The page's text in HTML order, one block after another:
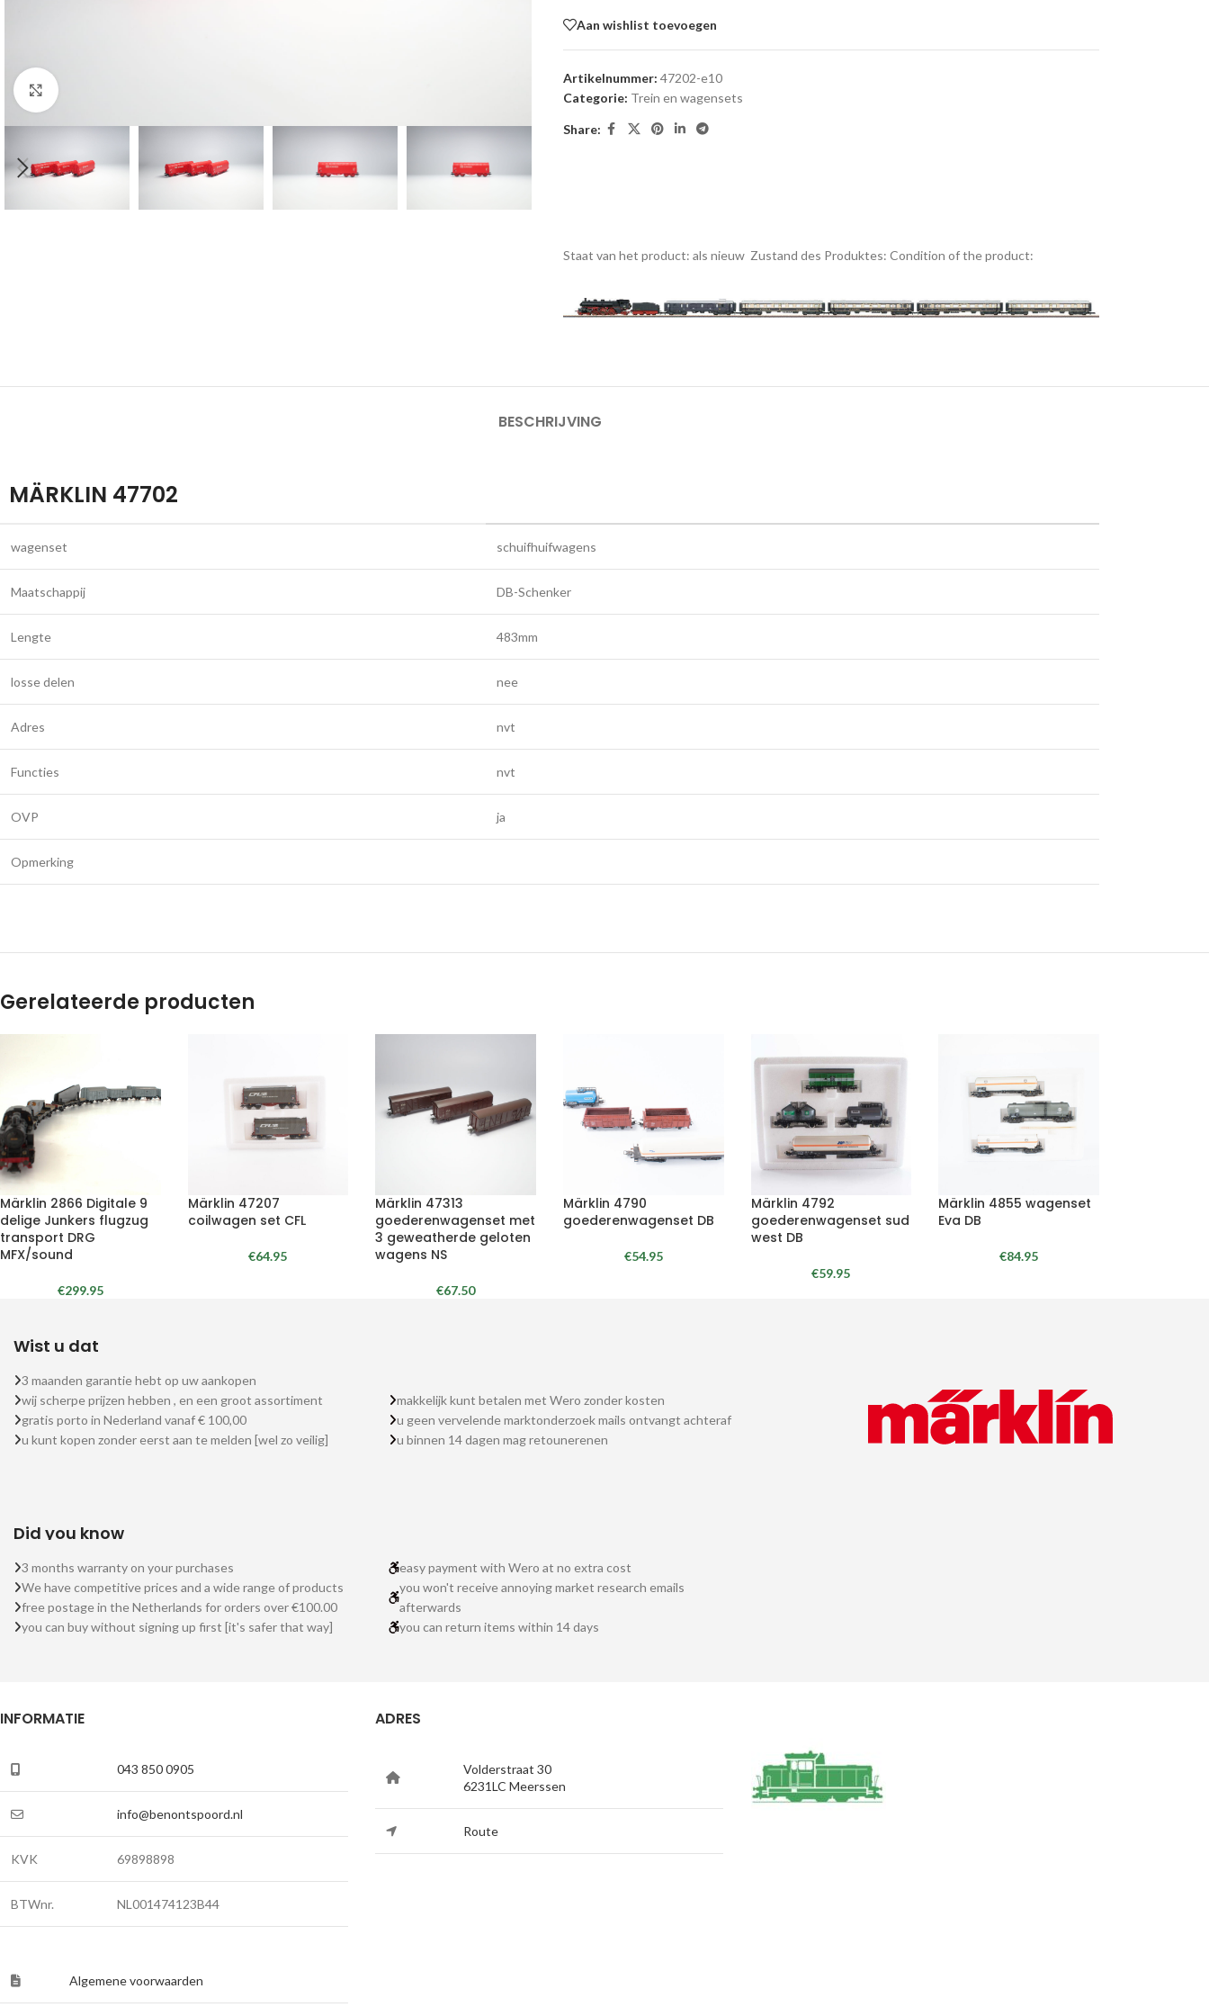
Aan wishlist toevoegen
Artikelnummer: 47202-e10
Categorie: Trein en wagensets
Share:
Staat van het product: als nieuw Zustand des Produktes: Condition of the product:
BESCHRIJVING
MÄRKLIN 47702
wagenset schuifhuifwagens
Maatschappij DB-Schenker
Lengte 483mm
losse delen nee
Adres nvt
Functies nvt
OVP ja
Opmerking
Gerelateerde producten
Märklin 2866 Digitale 9
delige Junkers flugzug
transport DRG
MFX/sound
€299.95
Märklin 47207
coilwagen set CFL
€64.95
Märklin 47313
goederenwagenset met
3 geweatherde geloten
wagens NS
€67.50
Märklin 4790
goederenwagenset DB
€54.95
Märklin 4792
goederenwagenset sud
west DB
€59.95
Märklin 4855 wagenset
Eva DB
€84.95
Wist u dat
3 maanden garantie hebt op uw aankopen
wij scherpe prijzen hebben , en een groot assortiment
gratis porto in Nederland vanaf € 100,00
u kunt kopen zonder eerst aan te melden [wel zo veilig]
makkelijk kunt betalen met Wero zonder kosten
u geen vervelende marktonderzoek mails ontvangt achteraf
u binnen 14 dagen mag retounerenen
Did you know
3 months warranty on your purchases
We have competitive prices and a wide range of products
free postage in the Netherlands for orders over €100.00
you can buy without signing up first [it's safer that way]
easy payment with Wero at no extra cost
you won't receive annoying market research emails
afterwards
you can return items within 14 days
INFORMATIE
043 850 0905
info@benontspoord.nl
KVK 69898898
BTWnr. NL001474123B44
Algemene voorwaarden
ADRES
Volderstraat 30
6231LC Meerssen
Route